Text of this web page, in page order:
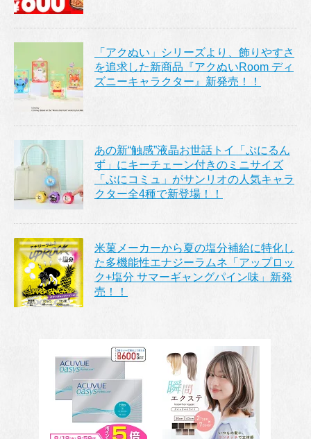
「アクぬい」シリーズより、飾りやすさ
を追求した新商品『アクぬいRoom ディ
ズニーキャラクター』新発売！！
あの新“触感”液晶お世話トイ「ぷにるん
ず」にキーチェーン付きのミニサイズ
「ぷにコミュ」がサンリオの人気キャラ
クター全4種で新登場！！
米菓メーカーから夏の塩分補給に特化し
た多機能性エナジーラムネ「アップロッ
ク+塩分 サマーギャングパイン味」新発
売！！